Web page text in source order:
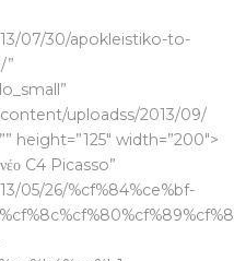
07/30/apokleistiko-to-
”
uploadss/2013/09/
height=”125″ width=”200″>
C4 Picasso”
05/26/%cf%84%ce%bf-